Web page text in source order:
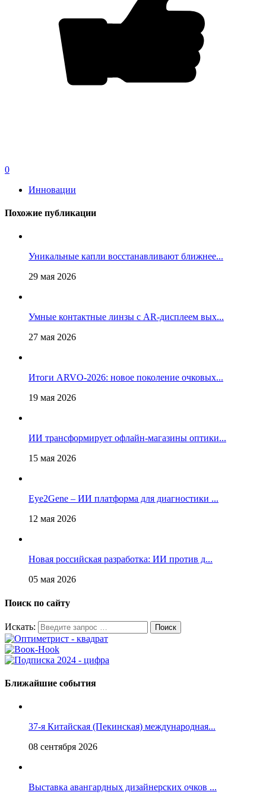
0
Инновации
Похожие публикации
Уникальные капли восстанавливают ближнее...
29 мая 2026
Умные контактные линзы с AR-дисплеем вых...
27 мая 2026
Итоги ARVO-2026: новое поколение очковых...
19 мая 2026
ИИ трансформирует офлайн‑магазины оптики...
15 мая 2026
Eye2Gene – ИИ платформа для диагностики ...
12 мая 2026
Новая российская разработка: ИИ против д...
05 мая 2026
Поиск по сайту
Искать:
Ближайшие события
37-я Китайская (Пекинская) международная...
08 сентября 2026
Выставка авангардных дизайнерских очков ...